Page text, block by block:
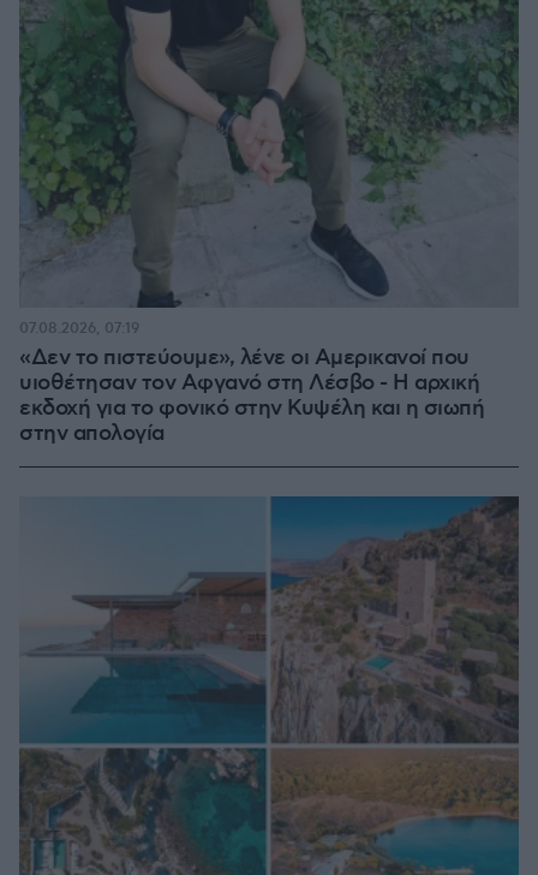
«Δεν το πιστεύουμε», λένε οι Αμερικανοί που
υιοθέτησαν τον Αφγανό στη Λέσβο - Η αρχική
εκδοχή για το φονικό στην Κυψέλη και η σιωπή
στην απολογία
07.08.2026, 07:19